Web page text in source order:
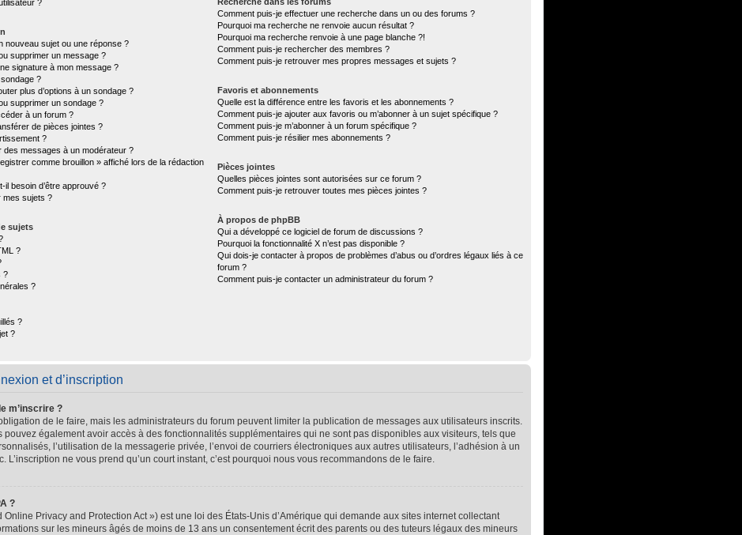
?
nouveau sujet ou une réponse ?
supprimer un message ?
signature à mon message ?
?
plus d’options à un sondage ?
supprimer un sondage ?
à un forum ?
de pièces jointes ?
?
des messages à un modérateur ?
comme brouillon » affiché lors de la rédaction
il besoin d’être approuvé ?
mes sujets ?
sujets
?
?
?
?
?
Comment puis-je effectuer une recherche dans un ou des forums ?
Pourquoi ma recherche ne renvoie aucun résultat ?
Pourquoi ma recherche renvoie à une page blanche ?!
Comment puis-je rechercher des membres ?
Comment puis-je retrouver mes propres messages et sujets ?
Favoris et abonnements
Quelle est la différence entre les favoris et les abonnements ?
Comment puis-je ajouter aux favoris ou m’abonner à un sujet spécifique ?
Comment puis-je m’abonner à un forum spécifique ?
Comment puis-je résilier mes abonnements ?
Pièces jointes
Quelles pièces jointes sont autorisées sur ce forum ?
Comment puis-je retrouver toutes mes pièces jointes ?
À propos de phpBB
Qui a développé ce logiciel de forum de discussions ?
Pourquoi la fonctionnalité X n’est pas disponible ?
Qui dois-je contacter à propos de problèmes d’abus ou d’ordres légaux liés à ce
forum ?
Comment puis-je contacter un administrateur du forum ?
et d’inscription
m’inscrire ?
de le faire, mais les administrateurs du forum peuvent limiter la publication de messages aux utilisateurs inscrits.
pouvez également avoir accès à des fonctionnalités supplémentaires qui ne sont pas disponibles aux visiteurs, tels que
l’utilisation de la messagerie privée, l’envoi de courriers électroniques aux autres utilisateurs, l’adhésion à un
L’inscription ne vous prend qu’un court instant, c’est pourquoi nous vous recommandons de le faire.
?
Online Privacy and Protection Act ») est une loi des États-Unis d’Amérique qui demande aux sites internet collectant
sur les mineurs âgés de moins de 13 ans un consentement écrit des parents ou des tuteurs légaux des mineurs